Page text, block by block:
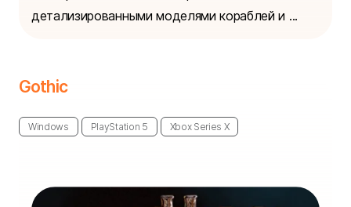
детализированными моделями кораблей и ...
Gothic
Windows PlayStation 5 Xbox Series X